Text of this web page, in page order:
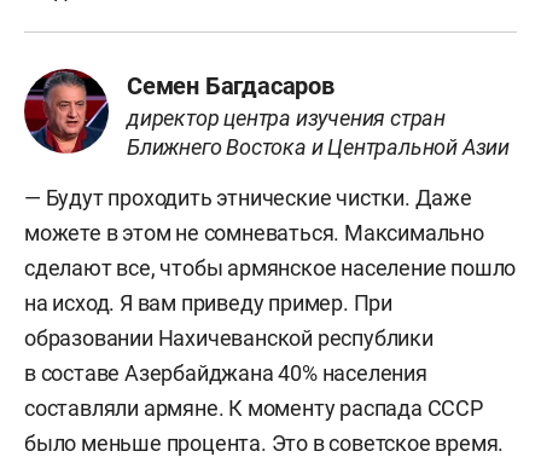
Семен Багдасаров
директор центра изучения стран
Ближнего Востока и Центральной Азии
— Будут проходить этнические чистки. Даже
можете в этом не сомневаться. Максимально
сделают все, чтобы армянское население пошло
на исход. Я вам приведу пример. При
образовании Нахичеванской республики
в составе Азербайджана 40% населения
составляли армяне. К моменту распада СССР
было меньше процента. Это в советское время.